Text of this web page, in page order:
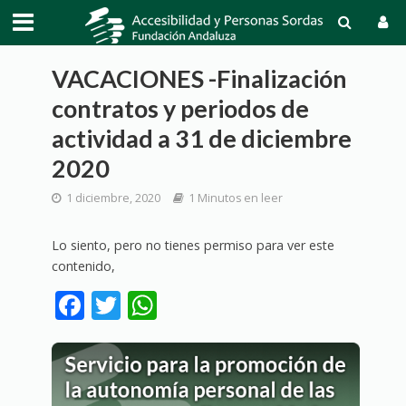
VACACIONES -Finalización
contratos y periodos de
actividad a 31 de diciembre
2020
1 diciembre, 2020 1 Minutos en leer
Lo siento, pero no tienes permiso para ver este
contenido,
F
ac
e
b
T
w
itt
er
W
h
at
s